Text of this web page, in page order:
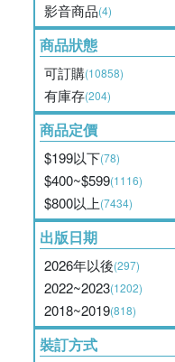
影音商品(4)
商品狀態
可訂購(10858)
有庫存(204)
商品定價
$199以下(78)
$400~$599(1116)
$800以上(7434)
出版日期
2026年以後(297)
2022~2023(1202)
2018~2019(818)
裝訂方式